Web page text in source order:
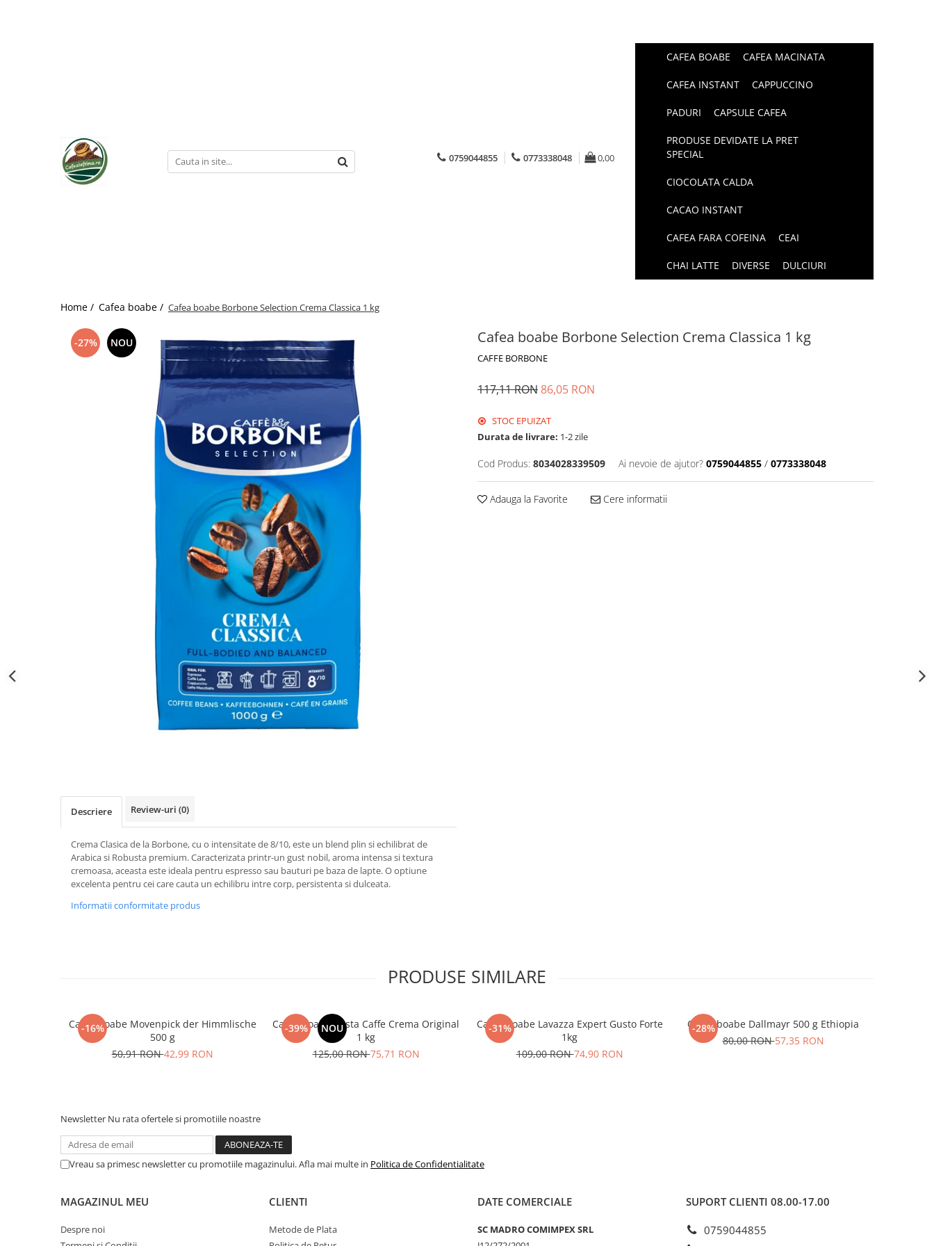
0759044855 0773338048 0,00
CAFEA BOABE CAFEA MACINATA
CAFEA INSTANT CAPPUCCINO
PADURI CAPSULE CAFEA
PRODUSE DEVIDATE LA PRET
SPECIAL
CIOCOLATA CALDA
CACAO INSTANT
CAFEA FARA COFEINA CEAI
CHAI LATTE DIVERSE DULCIURI
Home / Cafea boabe / Cafea boabe Borbone Selection Crema Classica 1 kg
-27% NOU Cafea boabe Borbone Selection Crema Classica 1 kg
CAFFE BORBONE
117,11 RON86,05 RON
STOC EPUIZAT
Durata de livrare: 1-2 zile
Cod Produs: 8034028339509 Ai nevoie de ajutor? 0759044855 / 0773338048
Adauga la Favorite Cere informatii
Descriere Review-uri (0)
Crema Clasica de la Borbone, cu o intensitate de 8/10, este un blend plin si echilibrat de
Arabica si Robusta premium. Caracterizata printr-un gust nobil, aroma intensa si textura
cremoasa, aceasta este ideala pentru espresso sau bauturi pe baza de lapte. O optiune
excelenta pentru cei care cauta un echilibru intre corp, persistenta si dulceata.
Informatii conformitate produs
PRODUSE SIMILARE
-16%
Cafea boabe Movenpick der Himmlische
500 g
50,91 RON42,99 RON
-39% NOU
Cafea boabe Costa Caffe Crema Original
1 kg
125,00 RON75,71 RON
-31%
Cafea boabe Lavazza Expert Gusto Forte
1kg
109,00 RON74,90 RON
-28%
Cafea boabe Dallmayr 500 g Ethiopia
80,00 RON57,35 RON
Newsletter Nu rata ofertele si promotiile noastre
Vreau sa primesc newsletter cu promotiile magazinului. Afla mai multe in Politica de Confidentialitate
MAGAZINUL MEU
Despre noi
CLIENTI
Metode de Plata
DATE COMERCIALE
SC MADRO COMIMPEX SRL
SUPORT CLIENTI 08.00-17.00
0759044855